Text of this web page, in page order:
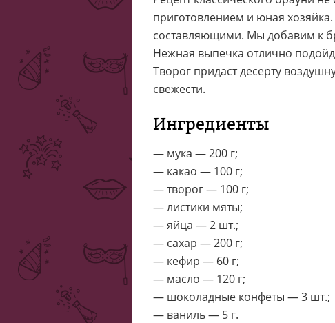
приготовлением и юная
составляющими. Мы добавим к
Нежная выпечка отлично
Творог придаст десерту
свежести.
Ингредиенты
— мука — 200 г;
— какао — 100 г;
— творог — 100 г;
— листики мяты;
— яйца — 2 шт.;
— сахар — 200 г;
— кефир — 60 г;
— масло — 120 г;
— шоколадные конфеты — 3 шт.;
— ваниль — 5 г.